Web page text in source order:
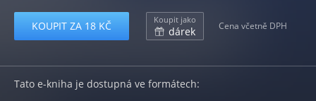
KOUPIT ZA 18 KČ Koupit jako
dárek Cena včetně DPH
Tato e-kniha je dostupná ve formátech: